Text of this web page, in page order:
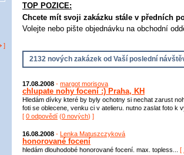
]
TOP POZICE:
Chcete mít svoji zakázku stále v předních
Volejte nebo pište objednávku na obchodní
2132 nových zakázek od Vaší poslední
17.08.2008 - margot morisova
chlupate nohy focení :) Praha, KH
Hledám dívky které by byly ochotny si nechat zarust
foti se oblecene, venku ci v atelieru. nutno zaslat foto k
[ 0 odpovědí (0 nových) ]
16.08.2008 - Lenka Matuszczyková
honorované focení
hledám dlouhodobé honorované focení. max. topless... [